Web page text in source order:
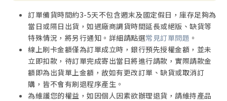
訂單備貨時間約3-5天不包含週末及國定假日，庫存足夠為
當日或隔日出貨，如遇廠商調貨時間延長或絕版、缺貨等
特殊情況，將另行通知。詳細請點選常見訂單問題 。
線上刷卡金額僅為訂單成立時，銀行預先授權金額，並未
立即扣款，待訂單完成寄出當日將進行請款，實際請款金
額即為出貨單上金額，故如有更改訂單、缺貨或取消訂
購，皆不會有刷退程序產生。
為維護您的權益，如因個人因素欲辦理退貨，請維持產品